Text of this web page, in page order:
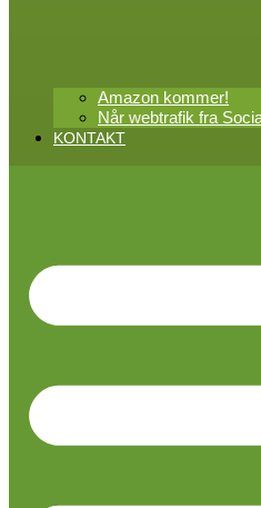
Amazon kommer!
Når webtrafik fra
KONTAKT